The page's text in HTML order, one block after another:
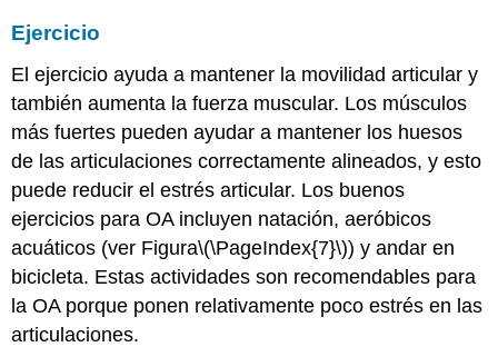
Ejercicio
El ejercicio ayuda a mantener la movilidad articular y
también aumenta la fuerza muscular. Los músculos
más fuertes pueden ayudar a mantener los huesos
de las articulaciones correctamente alineados, y esto
puede reducir el estrés articular. Los buenos
ejercicios para OA incluyen natación, aeróbicos
acuáticos (ver Figura\(\PageIndex{7}\)) y andar en
bicicleta. Estas actividades son recomendables para
la OA porque ponen relativamente poco estrés en las
articulaciones.